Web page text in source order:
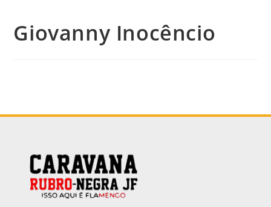
Giovanny Inocêncio